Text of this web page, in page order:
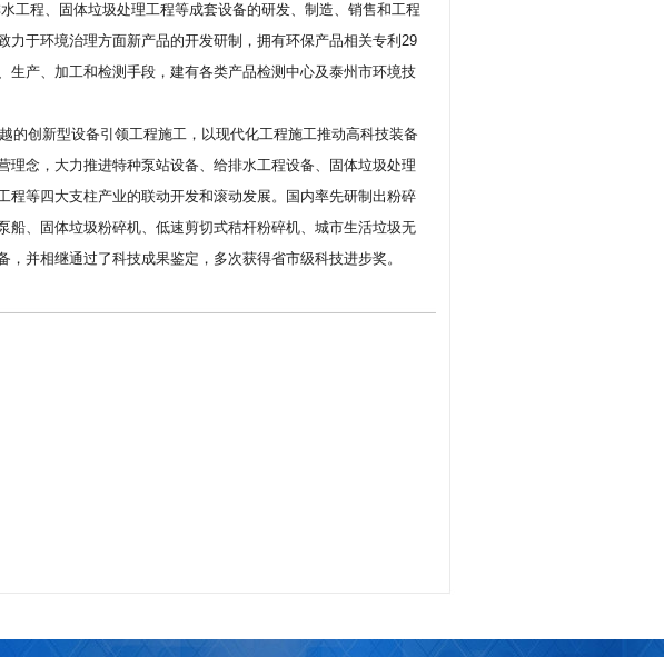
工程、固体垃圾处理工程等成套设备的研发、制造、销售和工程
力于环境治理方面新产品的开发研制，拥有环保产品相关专利29
生产、加工和检测手段，建有各类产品检测中心及泰州市环境技
创新型设备引领工程施工，以现代化工程施工推动高科技装备
理念，大力推进特种泵站设备、给排水工程设备、固体垃圾处理
程等四大支柱产业的联动开发和滚动发展。国内率先研制出粉碎
船、固体垃圾粉碎机、低速剪切式秸杆粉碎机、城市生活垃圾无
，并相继通过了科技成果鉴定，多次获得省市级科技进步奖。